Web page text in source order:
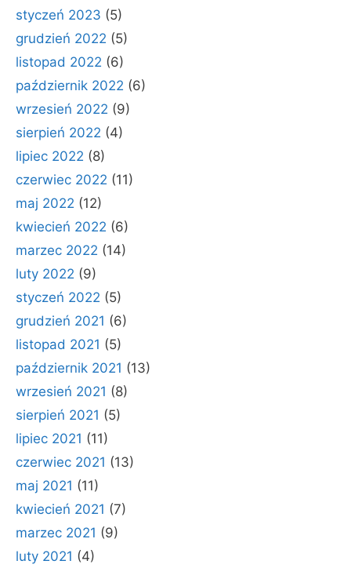
styczeń 2023 (5)
grudzień 2022 (5)
listopad 2022 (6)
październik 2022 (6)
wrzesień 2022 (9)
sierpień 2022 (4)
lipiec 2022 (8)
czerwiec 2022 (11)
maj 2022 (12)
kwiecień 2022 (6)
marzec 2022 (14)
luty 2022 (9)
styczeń 2022 (5)
grudzień 2021 (6)
listopad 2021 (5)
październik 2021 (13)
wrzesień 2021 (8)
sierpień 2021 (5)
lipiec 2021 (11)
czerwiec 2021 (13)
maj 2021 (11)
kwiecień 2021 (7)
marzec 2021 (9)
luty 2021 (4)